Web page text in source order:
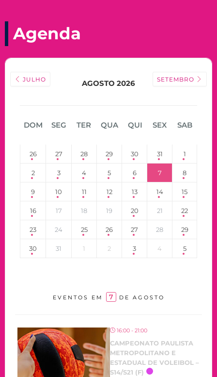
Agenda
JULHO AGOSTO 2026 SETEMBRO
DOM SEG TER QUA QUI SEX SAB
26 27 28 29 30 31 1
2 3 4 5 6 7 8
9 10 11 12 13 14 15
16 17 18 19 20 21 22
23 24 25 26 27 28 29
30 31 1 2 3 4 5
EVENTOS EM 7 DE AGOSTO
16:00 - 21:00
CAMPEONATO PAULISTA
METROPOLITANO E
ESTADUAL DE VOLEIBOL –
S14/S21 (F)